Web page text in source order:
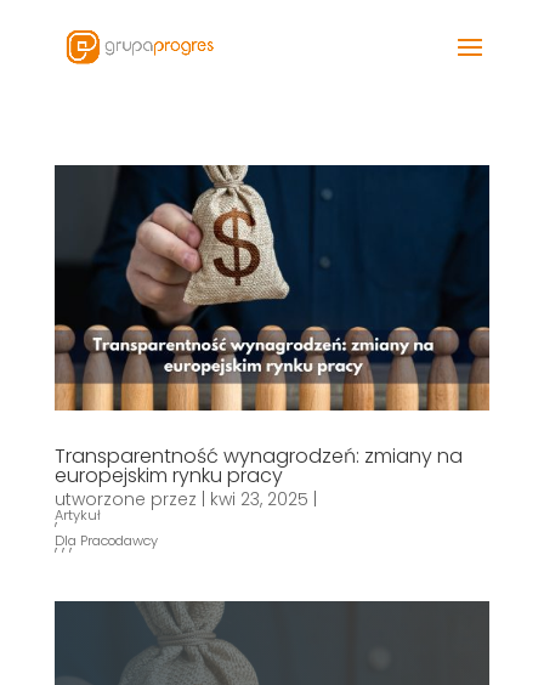
Transparentność wynagrodzeń: zmiany na
europejskim rynku pracy
utworzone przez | kwi 23, 2025 |
Artykuł
,
Dla Pracodawcy
,,,